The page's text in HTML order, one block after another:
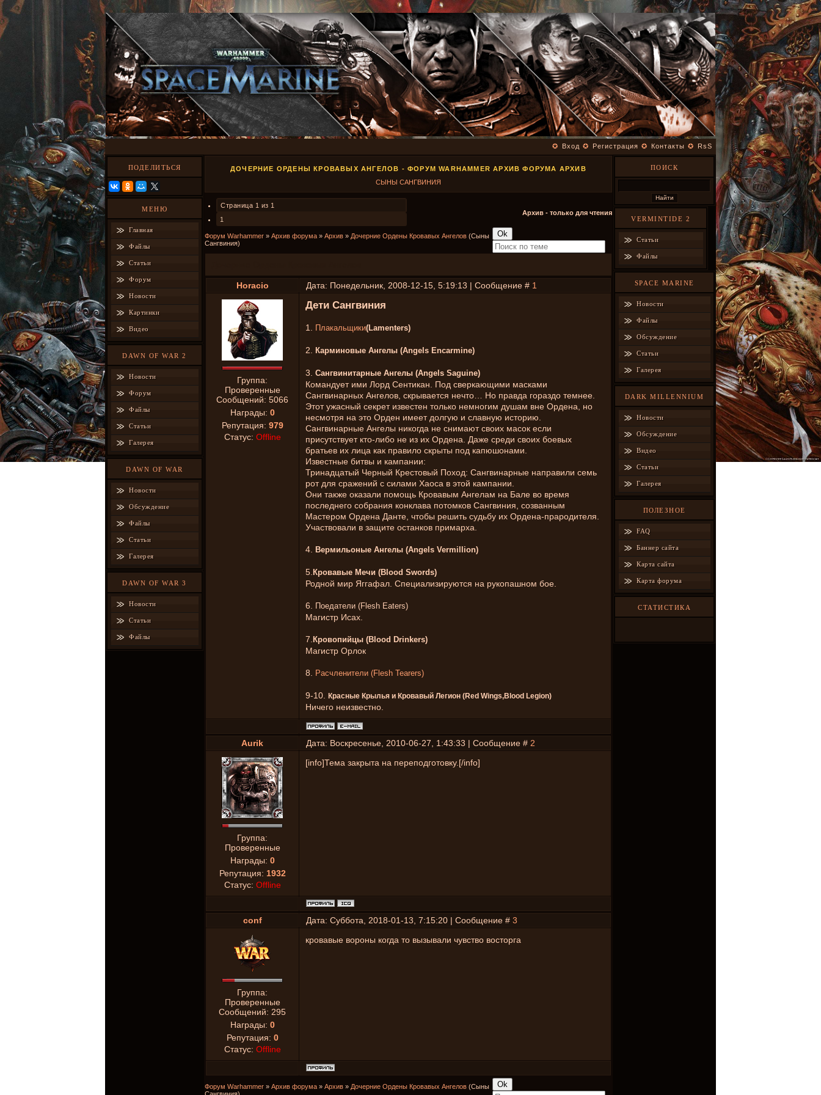
✪ Вход ✪ Регистрация ✪ Контакты ✪ RsS
ПОДЕЛИТЬСЯ
МЕНЮ
Главная
Файлы
Статьи
Форум
Новости
Картинки
Видео
DAWN OF WAR 2
Новости
Форум
Файлы
Статьи
Галерея
DAWN OF WAR
Новости
Обсуждение
Файлы
Статьи
Галерея
DAWN OF WAR 3
Новости
Статьи
Файлы
ДОЧЕРНИЕ ОРДЕНЫ КРОВАВЫХ АНГЕЛОВ - ФОРУМ WARHAMMER АРХИВ ФОРУМА АРХИВ
СЫНЫ САНГВИНИЯ
Страница 1 из 1
1
Архив - только для чтения
Форум Warhammer » Архив форума » Архив » Дочерние Ордены Кровавых Ангелов (Сыны
Сангвиния)
Horacio Дата: Понедельник, 2008-12-15, 5:19:13 | Сообщение # 1
Группа:
Проверенные
Сообщений: 5066
Награды: 0
Репутация: 979
Статус: Offline
Дети Сангвиния
1. Плакальщики(Lamenters)
2. Карминовые Ангелы (Angels Encarmine)
3. Сангвинитарные Ангелы (Angels Saguine)
Командует ими Лорд Сентикан. Под сверкающими масками
Сангвинарных Ангелов, скрывается нечто… Но правда гораздо темнее.
Этот ужасный секрет известен только немногим душам вне Ордена, но
несмотря на это Орден имеет долгую и славную историю.
Сангвинарные Ангелы никогда не снимают своих масок если
присутствует кто-либо не из их Ордена. Даже среди своих боевых
братьев их лица как правило скрыты под капюшонами.
Известные битвы и кампании:
Тринадцатый Черный Крестовый Поход: Сангвинарные направили семь
рот для сражений с силами Хаоса в этой кампании.
Они также оказали помощь Кровавым Ангелам на Бале во время
последнего собрания конклава потомков Сангвиния, созванным
Мастером Ордена Данте, чтобы решить судьбу их Ордена-прародителя.
Участвовали в защите останков примарха.
4. Вермильоные Ангелы (Angels Vermillion)
5. Кровавые Мечи (Blood Swords)
Родной мир Яггафал. Специализируются на рукопашном бое.
6. Поедатели (Flesh Eaters)
Магистр Исах.
7. Кровопийцы (Blood Drinkers)
Магистр Орлок
8. Расчленители (Flesh Tearers)
9-10. Красные Крылья и Кровавый Легион (Red Wings,Blood Legion)
Ничего неизвестно.
Aurik Дата: Воскресенье, 2010-06-27, 1:43:33 | Сообщение # 2
Группа:
Проверенные
Награды: 0
Репутация: 1932
Статус: Offline
[info]Тема закрыта на переподготовку.[/info]
conf Дата: Суббота, 2018-01-13, 7:15:20 | Сообщение # 3
Группа:
Проверенные
Сообщений: 295
Награды: 0
Репутация: 0
Статус: Offline
кровавые вороны когда то вызывали чувство восторга
Форум Warhammer » Архив форума » Архив » Дочерние Ордены Кровавых Ангелов (Сыны
ПОИСК
VERMINTIDE 2
Статьи
Файлы
SPACE MARINE
Новости
Файлы
Обсуждение
Статьи
Галерея
DARK MILLENNIUM
Новости
Обсуждение
Видео
Статьи
Галерея
ПОЛЕЗНОЕ
FAQ
Баннер сайта
Карта сайта
Карта форума
СТАТИСТИКА